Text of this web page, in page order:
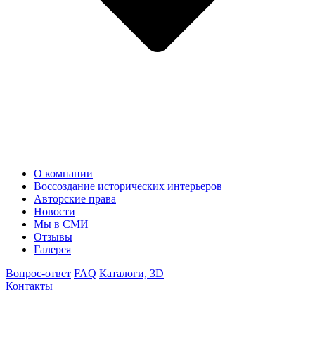
О компании
Воссоздание исторических интерьеров
Авторские права
Новости
Мы в СМИ
Отзывы
Галерея
Вопрос-ответ FAQ Каталоги, 3D
Контакты